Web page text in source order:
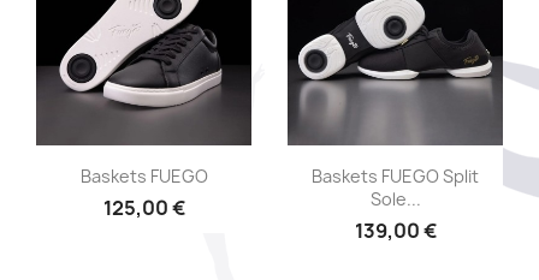
Aperçu rapide
Baskets FUEGO
125,00 €
Aperçu rapide
Baskets FUEGO Split
Sole...
139,00 €